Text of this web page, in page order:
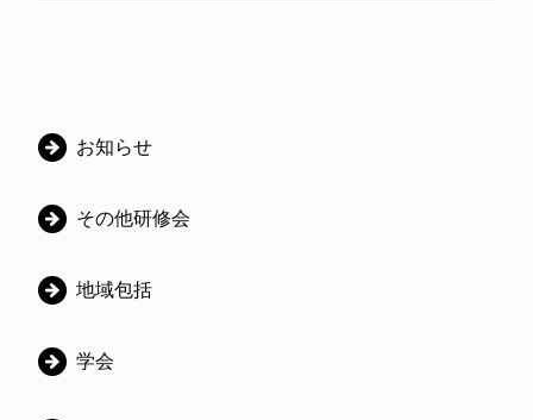
カ
ゴ
お知らせ
その他研修会
地域包括
学会